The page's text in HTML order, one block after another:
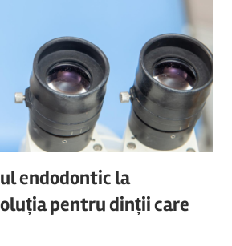
endodontic la
pentru dinții care